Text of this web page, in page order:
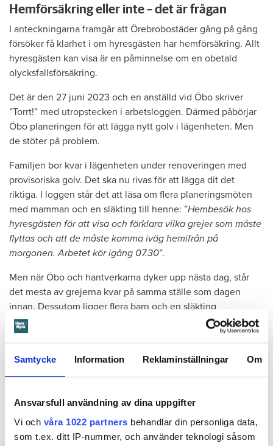
Samtycke Information Reklaminställningar Om
Ansvarsfull användning av dina uppgifter
Vi och våra 1022 partners behandlar din personliga data,
som t.ex. ditt IP-nummer, och använder teknologi såsom
Hemförsäkring eller inte – det är frågan
I anteckningarna framgår att Örebrobostäder gång på gång
försöker få klarhet i om hyresgästen har hemförsäkring. Allt
hyresgästen kan visa är en påminnelse om en obetald
olycksfallsförsäkring.
Det är den 27 juni 2023 och en anställd vid Öbo skriver
”Torrt!” med utropstecken i arbetsloggen. Därmed påbörjar
Öbo planeringen för att lägga nytt golv i lägenheten. Men
de stöter på problem.
Familjen bor kvar i lägenheten under renoveringen med
provisoriska golv. Det ska nu rivas för att lägga dit det
riktiga. I loggen står det att läsa om flera planeringsmöten
med mamman och en släkting till henne: ”Hembesök hos
hyresgästen för att visa och förklara vilka grejer som måste
flyttas och att de måste komma iväg hemifrån på
morgonen. Arbetet kör igång 07.30”.
Men när Öbo och hantverkarna dyker upp nästa dag, står
det mesta av grejerna kvar på samma ställe som dagen
innan. Dessutom ligger flera barn och en släkting
fortfarande och sover. I loggen skriver Öbos personal:”Kan
inte låta bli att undra var jag varit otydlig? Jag jagar på
ytterligare. Till sist kommer familjen i väg så att vi kan
börja”.
Läs också